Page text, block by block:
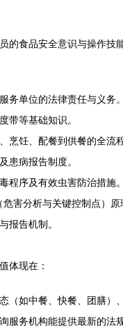
的食品安全意识与操作
务单位的法律责任与义务。
带等基础知识。
饪、配餐到供餐的全流
患病报告制度。
程序及有效虫害防治措施。
害分析与关键控制点）原
报告机制。
体现在：
如中餐、快餐、团膳
务机构能提供最新的